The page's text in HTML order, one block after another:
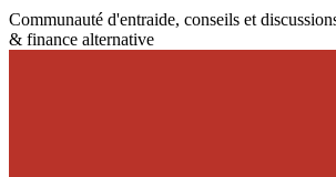
Communauté d'entraide, conseils et
& finance alternative